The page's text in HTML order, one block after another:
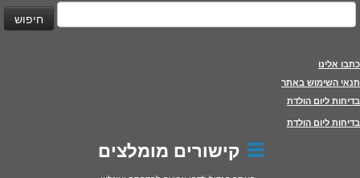
חיפוש:
כתבו אלינו
תנאי השימוש באתר
בדיחות ליום הולדת
בדיחות ליום הולדת
קישורים מומלצים